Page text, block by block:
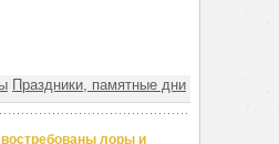
Праздники, памятные дни
лоры и